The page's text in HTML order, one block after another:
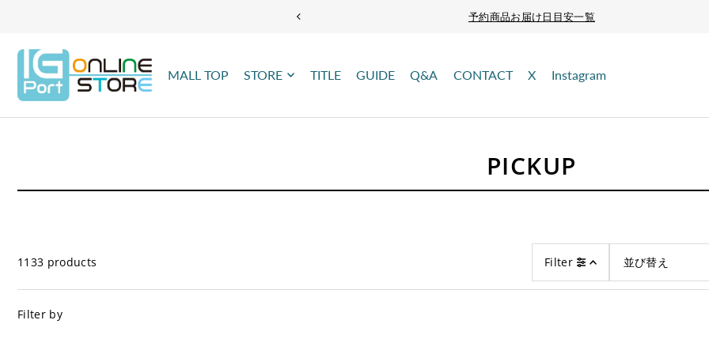
TRANSLATION MISSING: JA.ACCESSIBILITY.SKIP_TO_TEXT 予約商品お届け日目安一覧
MALL TOP STORE TITLE GUIDE Q&A CONTACT X Instagram
PICKUP
1133 products Filter
オススメ
Filter by